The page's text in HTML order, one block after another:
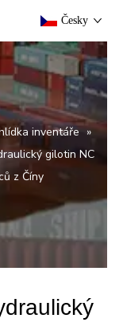
Česky
inventáře »
gilotin NC
z Číny